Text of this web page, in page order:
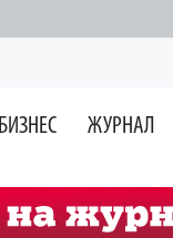
БИЗНЕС ЖУРНАЛ